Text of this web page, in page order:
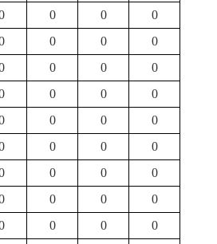
0 0
0
0 0
0
0 0
0
0 0
0
0 0
0
0 0
0
0 0
0
0 0
0
0 0
0